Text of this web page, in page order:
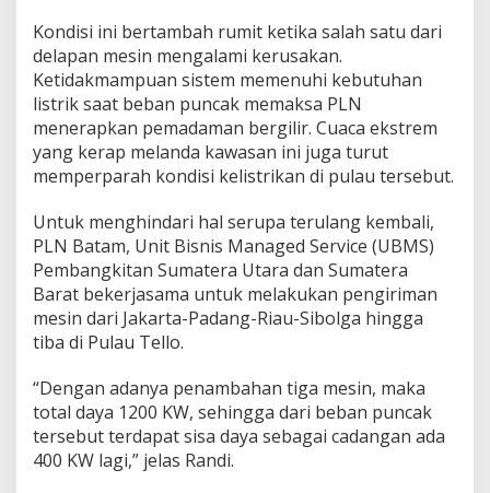
Kondisi ini bertambah rumit ketika salah satu dari
delapan mesin mengalami kerusakan.
Ketidakmampuan sistem memenuhi kebutuhan
listrik saat beban puncak memaksa PLN
menerapkan pemadaman bergilir. Cuaca ekstrem
yang kerap melanda kawasan ini juga turut
memperparah kondisi kelistrikan di pulau tersebut.
Untuk menghindari hal serupa terulang kembali,
PLN Batam, Unit Bisnis Managed Service (UBMS)
Pembangkitan Sumatera Utara dan Sumatera
Barat bekerjasama untuk melakukan pengiriman
mesin dari Jakarta-Padang-Riau-Sibolga hingga
tiba di Pulau Tello.
“Dengan adanya penambahan tiga mesin, maka
total daya 1200 KW, sehingga dari beban puncak
tersebut terdapat sisa daya sebagai cadangan ada
400 KW lagi,” jelas Randi.